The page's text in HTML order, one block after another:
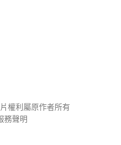
權利屬原作者所有
務聲明